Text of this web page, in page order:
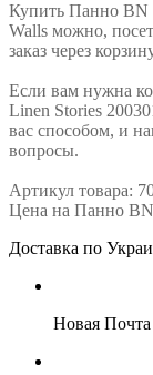
Купить Панно BN
Walls можно,
заказ через
Если вам нужна
Linen Stories
вас способом, и
вопросы.
Артикул товара:
Цена на Панно BN
Доставка по
Новая Почта